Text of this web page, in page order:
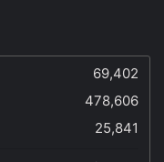
69,402
478,606
25,841